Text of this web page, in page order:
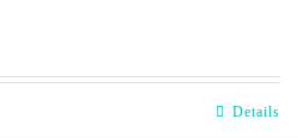
Details